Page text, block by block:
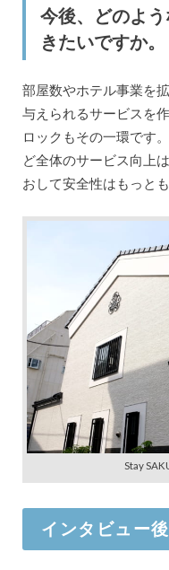
今後、どのよ
きたいですか。
部屋数やホテル事業を
与えられるサービスを
ロックもその一環です
ど全体のサービス向上
おして安全性はもっと
Stay
インタビュー